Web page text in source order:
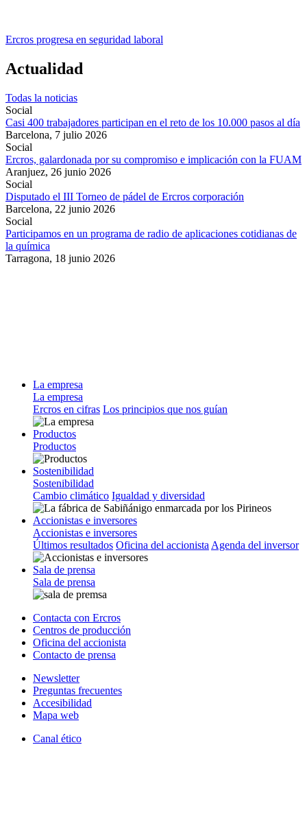
Ercros progresa en seguridad laboral
Actualidad
Todas la noticias
Social
Casi 400 trabajadores participan en el reto de los 10.000 pasos al día
Barcelona, 7 julio 2026
Social
Ercros, galardonada por su compromiso e implicación con la FUAM
Aranjuez, 26 junio 2026
Social
Disputado el III Torneo de pádel de Ercros corporación
Barcelona, 22 junio 2026
Social
Participamos en un programa de radio de aplicaciones cotidianas de
la química
Tarragona, 18 junio 2026
La empresa
La empresa
Ercros en cifras Los principios que nos guían
Productos
Productos
Sostenibilidad
Sostenibilidad
Cambio climático Igualdad y diversidad
Accionistas e inversores
Accionistas e inversores
Últimos resultados Oficina del accionista Agenda del inversor
Sala de prensa
Sala de prensa
Contacta con Ercros
Centros de producción
Oficina del accionista
Contacto de prensa
Newsletter
Preguntas frecuentes
Accesibilidad
Mapa web
Canal ético